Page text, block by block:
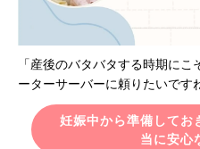
「産後のバタバタする時期に
ーターサーバーに頼りたいです
妊娠中から準備してお
当に安心